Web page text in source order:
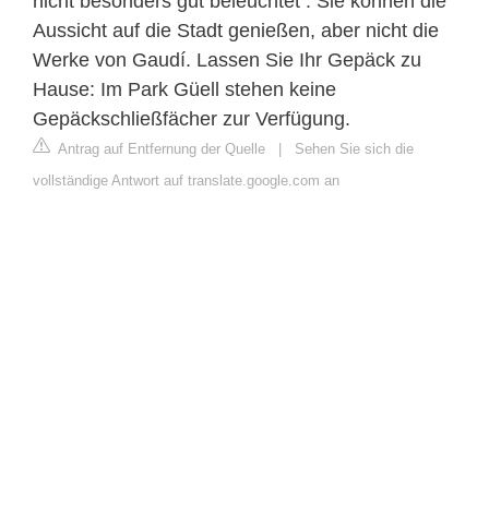
Aussicht auf die Stadt genießen, aber nicht die
Werke von Gaudí. Lassen Sie Ihr Gepäck zu
Hause: Im Park Güell stehen keine
Gepäckschließfächer zur Verfügung.
Antrag auf Entfernung der Quelle
Sehen Sie sich die
vollständige Antwort auf translate.google.com an